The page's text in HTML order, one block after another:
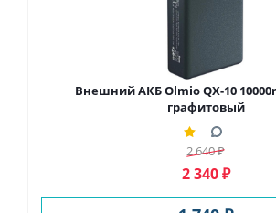
Внешний АКБ Olmio QX-10
графитовый
2 640₽
2 340₽